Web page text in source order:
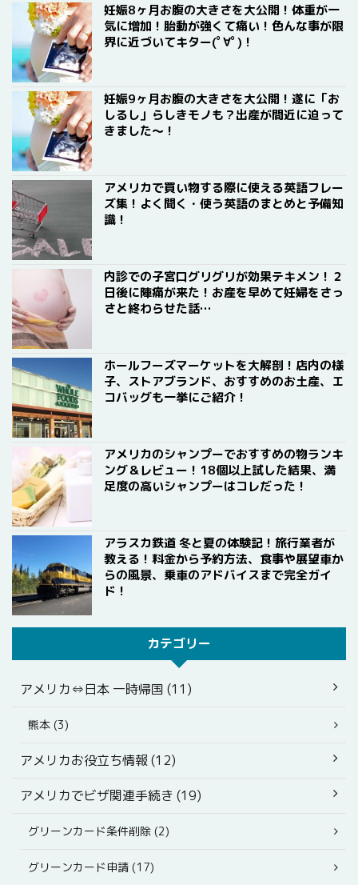
妊娠8ヶ月お腹の大きさを大公開！体重が一
気に増加！胎動が強くて痛い！色んな事が限
界に近づいてキター(ﾟ∀ﾟ)！
妊娠9ヶ月お腹の大きさを大公開！遂に「お
しるし」らしきモノも？出産が間近に迫って
きました〜！
アメリカで買い物する際に使える英語フレー
ズ集！よく聞く・使う英語のまとめと予備知
識！
内診での子宮口グリグリが効果テキメン！２
日後に陣痛が来た！お産を早めて妊婦をさっ
さと終わらせた話…
ホールフーズマーケットを大解剖！店内の様
子、ストアブランド、おすすめのお土産、エ
コバッグも一挙にご紹介！
アメリカのシャンプーでおすすめの物ランキ
ング＆レビュー！18個以上試した結果、満
足度の高いシャンプーはコレだった！
アラスカ鉄道 冬と夏の体験記！旅行業者が
教える！料金から予約方法、食事や展望車か
らの風景、乗車のアドバイスまで完全ガイ
ド！
カテゴリー
アメリカ⇔日本 一時帰国 (11)
熊本 (3)
アメリカお役立ち情報 (12)
アメリカでビザ関連手続き (19)
グリーンカード条件削除 (2)
グリーンカード申請 (17)